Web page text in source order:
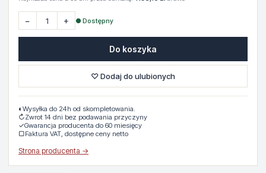
− + ● Dostępny
Do koszyka
♡ Dodaj do ulubionych
◐ Wysyłka do 24h od skompletowania.
↻Zwrot 14 dni bez podawania przyczyny
✓Gwarancja producenta do 60 miesięcy
▢Faktura VAT, dostępne ceny netto
Strona producenta →